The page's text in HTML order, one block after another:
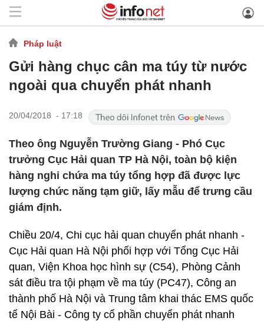
Pháp luật
Gửi hàng chục cân ma túy từ nước
ngoài qua chuyển phát nhanh
20/04/2018 - 17:18
Theo ông Nguyễn Trường Giang - Phó Cục
trưởng Cục Hải quan TP Hà Nội, toàn bộ kiện
hàng nghi chứa ma túy tổng hợp đã được lực
lượng chức năng tạm giữ, lấy mẫu để trưng cầu
giám định.
Chiều 20/4, Chi cục hải quan chuyển phát nhanh -
Cục Hải quan Hà Nội phối hợp với Tổng Cục Hải
quan, Viện Khoa học hình sự (C54), Phòng Cảnh
sát điều tra tội phạm về ma túy (PC47), Công an
thành phố Hà Nội và Trung tâm khai thác EMS quốc
tế Nội Bài - Công ty cổ phần chuyển phát nhanh